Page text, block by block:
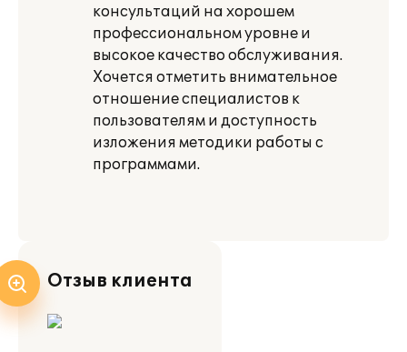
консультаций на хорошем
профессиональном уровне и
высокое качество обслуживания.
Хочется отметить внимательное
отношение специалистов к
пользователям и доступность
изложения методики работы с
программами.
Отзыв клиента